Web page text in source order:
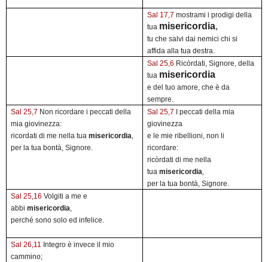
Sal 17,7 mostrami i prodigi della
tua misericordia,
tu che salvi dai nemici chi si
affida alla tua destra.
Sal 25,6 Ricòrdati, Signore, della
tua misericordia
e del tuo amore, che è da
sempre.
Sal 25,7 Non ricordare i peccati della
mia giovinezza:
ricordati di me nella tua misericordia,
per la tua bontà, Signore.
Sal 25,7
I peccati della mia
giovinezza
e le mie ribellioni, non li
ricordare:
ricòrdati di me nella
tua misericordia,
per la tua bontà, Signore.
Sal 25,16 Volgiti a me e
abbi misericordia,
perché sono solo ed infelice.
Sal 26,11 Integro è invece il mio
cammino;